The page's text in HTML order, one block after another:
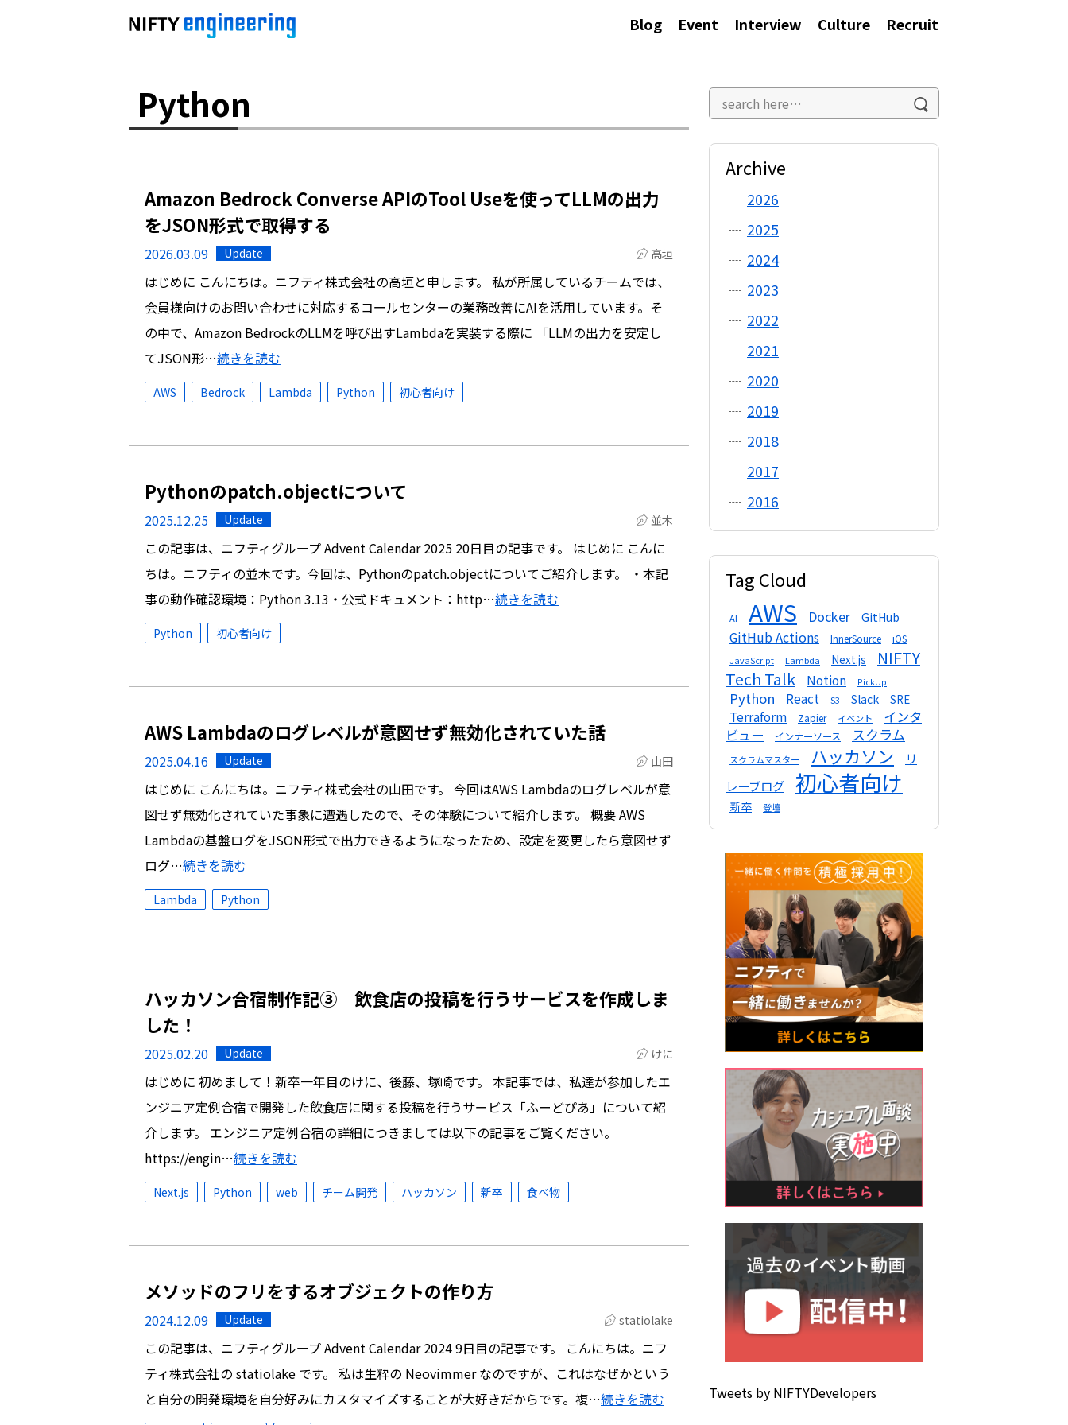
Blog Event Interview Culture Recruit
Python
Amazon Bedrock Converse APIのTool Useを使ってLLMの出力
をJSON形式で取得する
2026.03.09 Update 高垣
はじめに こんにちは。ニフティ株式会社の高垣と申します。 私が所属しているチームでは、
会員様向けのお問い合わせに対応するコールセンターの業務改善にAIを活用しています。そ
の中で、Amazon BedrockのLLMを呼び出すLambdaを実装する際に 「LLMの出力を安定し
てJSON形…続きを読む
AWS Bedrock Lambda Python 初心者向け
Pythonのpatch.objectについて
2025.12.25 Update 並木
この記事は、ニフティグループ Advent Calendar 2025 20日目の記事です。 はじめに こんに
ちは。ニフティの並木です。今回は、Pythonのpatch.objectについてご紹介します。 ・本記
事の動作確認環境：Python 3.13・公式ドキュメント：http…続きを読む
Python 初心者向け
AWS Lambdaのログレベルが意図せず無効化されていた話
2025.04.16 Update 山田
はじめに こんにちは。ニフティ株式会社の山田です。 今回はAWS Lambdaのログレベルが意
図せず無効化されていた事象に遭遇したので、その体験について紹介します。 概要 AWS
Lambdaの基盤ログをJSON形式で出力できるようになったため、設定を変更したら意図せず
ログ…続きを読む
Lambda Python
ハッカソン合宿制作記③｜飲食店の投稿を行うサービスを作成しま
した！
2025.02.20 Update けに
はじめに 初めまして！新卒一年目のけに、後藤、塚崎です。 本記事では、私達が参加したエ
ンジニア定例合宿で開発した飲食店に関する投稿を行うサービス「ふーどぴあ」について紹
介します。 エンジニア定例合宿の詳細につきましては以下の記事をご覧ください。
https://engin…続きを読む
Next.js Python web チーム開発 ハッカソン 新卒 食べ物
メソッドのフリをするオブジェクトの作り方
2024.12.09 Update statiolake
この記事は、ニフティグループ Advent Calendar 2024 9日目の記事です。 こんにちは。ニフ
ティ株式会社の statiolake です。 私は生粋の Neovimmer なのですが、これはなぜかという
と自分の開発環境を自分好みにカスタマイズすることが大好きだからです。複…続きを読む
Archive
2026
2025
2024
2023
2022
2021
2020
2019
2018
2017
2016
Tag Cloud
AI AWS Docker GitHub
GitHub Actions InnerSource iOS
JavaScript Lambda Next.js
NIFTY
Tech Talk
Notion PickUp
Python React S3 Slack SRE
Terraform Zapier イベント
インタ
ビュー
インナーソース スクラム
スクラムマスター ハッカソン
リ
レーブログ
初心者向け
新卒 登壇
Tweets by NIFTYDevelopers